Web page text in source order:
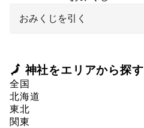
おみくじを引く
🗾 神社をエリアから探す
全国
北海道
東北
関東